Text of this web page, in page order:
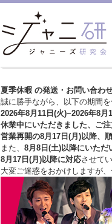
夏季休暇 の発送・お問い合わ
誠に勝手ながら、以下の期間
2026年8月11日(火)~2026年8月
休業中にいただきました、ご
営業再開の8月17日(月)以降、
また、 8月8日(土)以降にいただ
8月17日(月)以降に対応させて
大変ご迷惑をおかけしますが、